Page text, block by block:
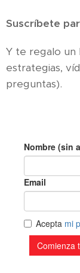
Suscríbete
Y te regalo un
estrategias,
preguntas).